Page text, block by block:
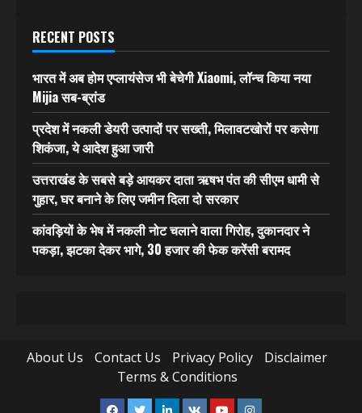
RECENT POSTS
भारत में अब होम एप्लायंसेज भी बेचेगी Xiaomi, लॉन्च किया नया
Mijia सब-ब्रांड
प्रदेश में नकली डेयरी उत्पादों पर सख्ती, मिलावटखोरों पर कसेगा
शिकंजा, ये आदेश हुआ जारी
उत्तराखंड के सबसे बड़े आयकर दाता ऋषभ पंत की सीएम धामी से
गुहार, घर बनाने के लिए जमीन दिला दो सरकार
कांवड़ियों के भेष में नकली नोट चलाने वाला गिरोह, दुकानदार ने
पकड़ा, झटका देकर भागे, 30 हजार की फेक करेंसी बरामद
About Us Contact Us Privacy Policy
Disclaimer
Terms & Conditions
Facebook
TwitterLinkedin
VK YoutubeInstagram